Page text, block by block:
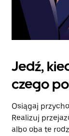
Jedź,
czego
Osiągaj
Realizuj
albo oba te